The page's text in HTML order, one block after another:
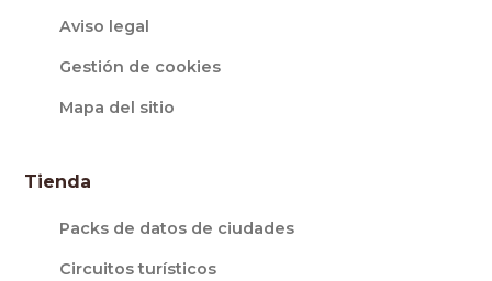
Aviso legal
Gestión de cookies
Mapa del sitio
Tienda
Packs de datos de ciudades
Circuitos turísticos